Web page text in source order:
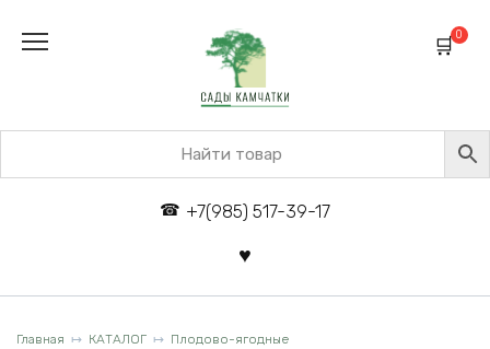
+7(985) 517-39-17
0
Главная КАТАЛОГ Плодово-ягодные